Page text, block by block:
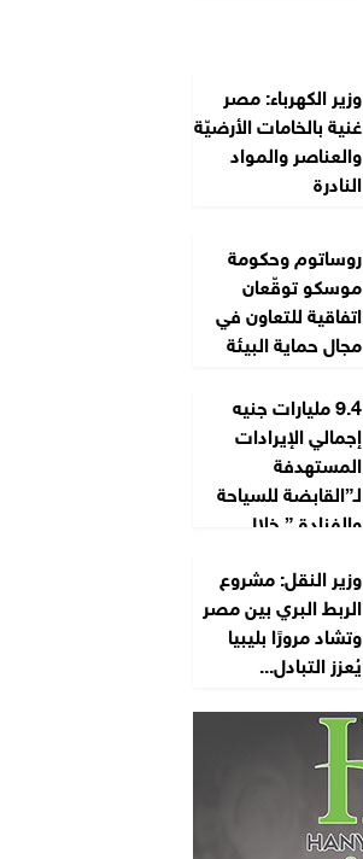
وزير الكهرباء: مصر
غنية بالخامات الأرضيّة
والعناصر والمواد
النادرة
روساتوم وحكومة
موسكو توقّعان
اتفاقية للتعاون في
مجال حماية البيئة
9.4 مليارات جنيه
إجمالي الإيرادات
المستهدفة
لـ”القابضة للسياحة
والفنادق” خلال
وزير النقل: مشروع
الربط البري بين مصر
وتشاد مرورًا بليبيا
يُعزز التبادل...